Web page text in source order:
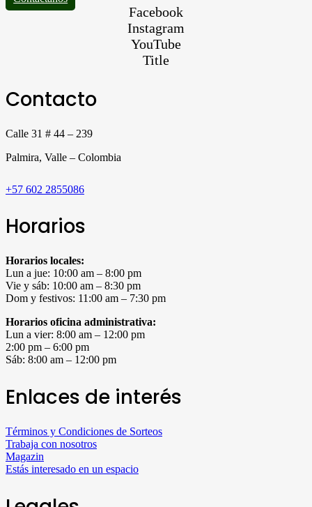
Facebook
Instagram
YouTube
Title
Contacto
Calle 31 # 44 – 239
Palmira, Valle – Colombia
+57 602 2855086
Horarios
Horarios locales:
Lun a jue: 10:00 am – 8:00 pm
Vie y sáb: 10:00 am – 8:30 pm
Dom y festivos: 11:00 am – 7:30 pm
Horarios oficina administrativa:
Lun a vier: 8:00 am – 12:00 pm
2:00 pm – 6:00 pm
Sáb: 8:00 am – 12:00 pm
Enlaces de interés
Términos y Condiciones de Sorteos
Trabaja con nosotros
Magazin
Estás interesado en un espacio